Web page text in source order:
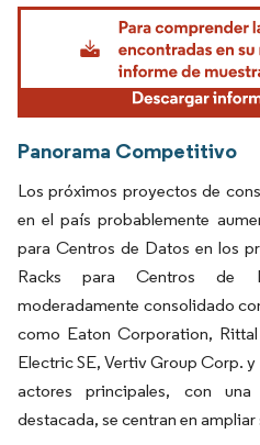
Imagen © Mordor Intelligence. El uso
Panorama Competitivo
Los próximos proyectos de
en el país probablemente
para Centros de Datos en los
Racks para Centros de
moderadamente consolidado
como Eaton Corporation,
Electric SE, Vertiv Group Corp.
actores principales, con
destacada, se centran en